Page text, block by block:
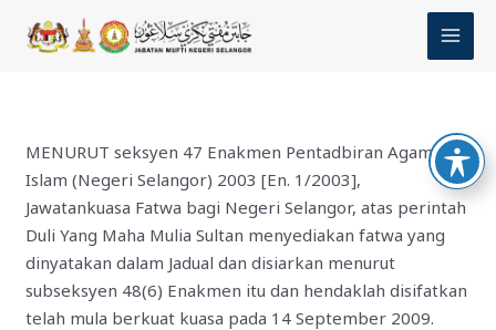
MENURUT seksyen 47 Enakmen Pentadbiran Agama
Islam (Negeri Selangor) 2003 [En. 1/2003],
Jawatankuasa Fatwa bagi Negeri Selangor, atas perintah
Duli Yang Maha Mulia Sultan menyediakan fatwa yang
dinyatakan dalam Jadual dan disiarkan menurut
subseksyen 48(6) Enakmen itu dan hendaklah disifatkan
telah mula berkuat kuasa pada 14 September 2009.